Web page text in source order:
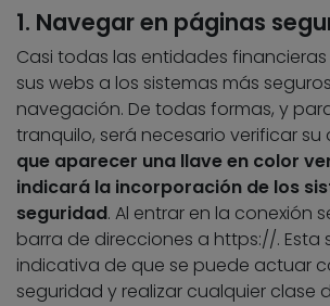
1. Navegar en páginas
Casi todas las entidades
sus webs a los sistemas más
navegación. De todas formas, y
tranquilo, será necesario verificar su
que aparecer una llave en color
indicará la incorporación de los
seguridad. Al entrar en la conexión
barra de direcciones a https://. Esta
indicativa de que se puede actuar
seguridad y realizar cualquier clase